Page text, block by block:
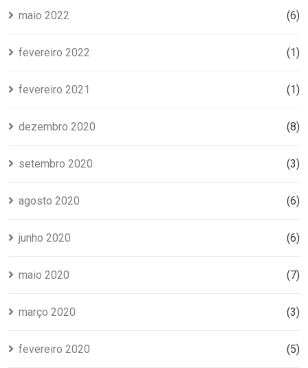
maio 2022 (6)
fevereiro 2022 (1)
fevereiro 2021 (1)
dezembro 2020 (8)
setembro 2020 (3)
agosto 2020 (6)
junho 2020 (6)
maio 2020 (7)
março 2020 (3)
fevereiro 2020 (5)